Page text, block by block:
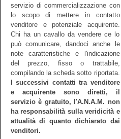
servizio di commercializzazione con
lo scopo di mettere in contatto
venditore e potenziale acquirente.
Chi ha un cavallo da vendere ce lo
può comunicare, dandoci anche le
note caratteristiche e l'indicazione
del prezzo, fisso o trattabile,
compilando la scheda sotto riportata.
I successivi contatti tra venditore
e acquirente sono diretti, il
servizio è gratuito, l'A.N.A.M. non
ha responsabilità sulla veridicità e
attualità di quanto dichiarato dai
venditori.